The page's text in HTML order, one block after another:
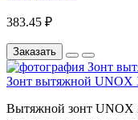
383.45 ₽
Заказать
Зонт вытяжной
Вытяжной зонт UNOX